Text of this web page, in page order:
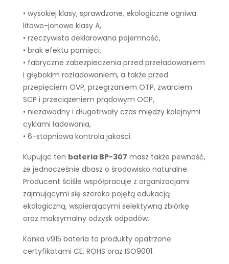
• wysokiej klasy, sprawdzone, ekologiczne ogniwa
litowo-jonowe klasy A,
• rzeczywista deklarowana pojemność,
• brak efektu pamięci,
• fabryczne zabezpieczenia przed przeładowaniem
i głębokim rozładowaniem, a także przed
przepięciem OVP, przegrzaniem OTP, zwarciem
SCP i przeciążeniem prądowym OCP,
• niezawodny i długotrwały czas między kolejnymi
cyklami ładowania,
• 6-stopniowa kontrola jakości.
Kupując ten bateria BP-307 masz także pewność,
że jednocześnie dbasz o środowisko naturalne.
Producent ściśle współpracuje z organizacjami
zajmującymi się szeroko pojętą edukacją
ekologiczną, wspierającymi selektywną zbiórkę
oraz maksymalny odzysk odpadów.
Konka v915 bateria to produkty opatrzone
certyfikatami CE, ROHS oraz ISO9001.